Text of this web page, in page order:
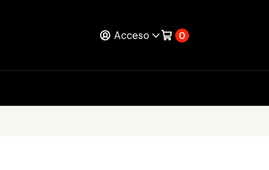
Acceso 0